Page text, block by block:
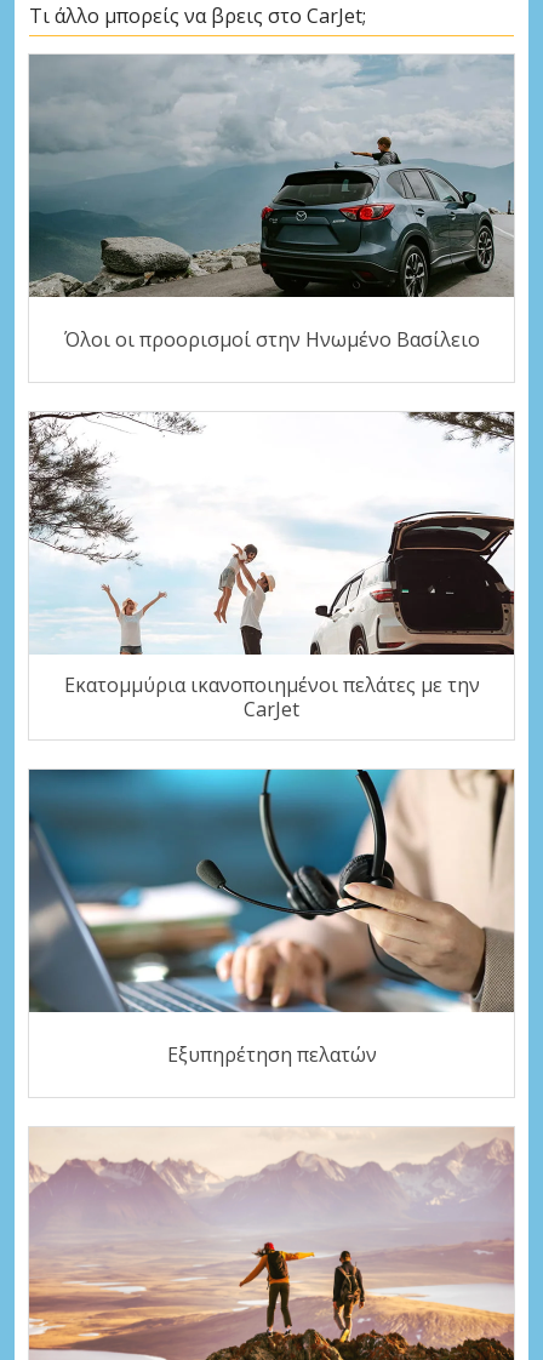
Τι άλλο μπορείς να βρεις στο CarJet;
Όλοι οι προορισμοί στην Ηνωμένο Βασίλειο
Εκατομμύρια ικανοποιημένοι πελάτες με την
CarJet
Εξυπηρέτηση πελατών